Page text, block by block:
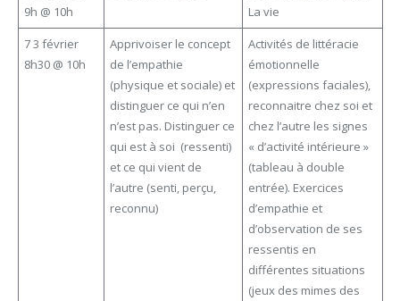
9h @ 10h
La vie
7 3 février
8h30 @ 10h
Apprivoiser le concept
de l’empathie
(physique et sociale) et
distinguer ce qui n’en
n’est pas. Distinguer ce
qui est à soi (ressenti)
et ce qui vient de
l’autre (senti, perçu,
reconnu)
Activités de littéracie
émotionnelle
(expressions faciales),
reconnaitre chez soi et
chez l’autre les signes
« d’activité intérieure »
(tableau à double
entrée). Exercices
d’empathie et
d’observation de ses
ressentis en
différentes situations
(jeux des mimes des